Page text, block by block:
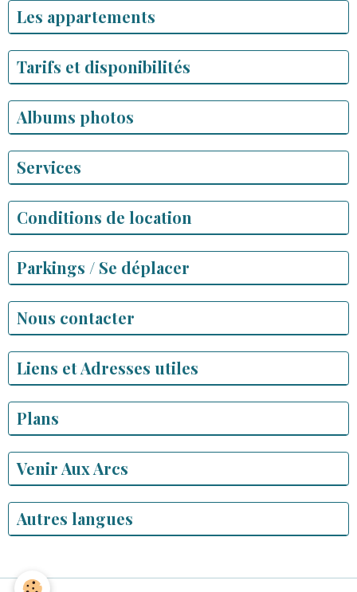
Les appartements
Tarifs et disponibilités
Albums photos
Services
Conditions de location
Parkings / Se déplacer
Nous contacter
Liens et Adresses utiles
Plans
Venir Aux Arcs
Autres langues